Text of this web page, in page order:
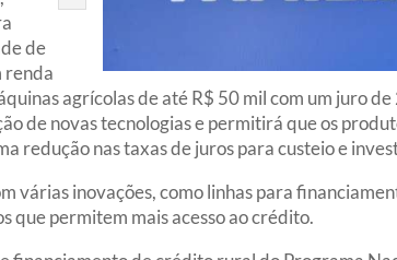
de
renda
agrícolas de até R$ 50 mil com um juro de
de novas tecnologias e permitirá que os
redução nas taxas de juros para custeio e
inovações, como linhas para
que permitem mais acesso ao crédito.